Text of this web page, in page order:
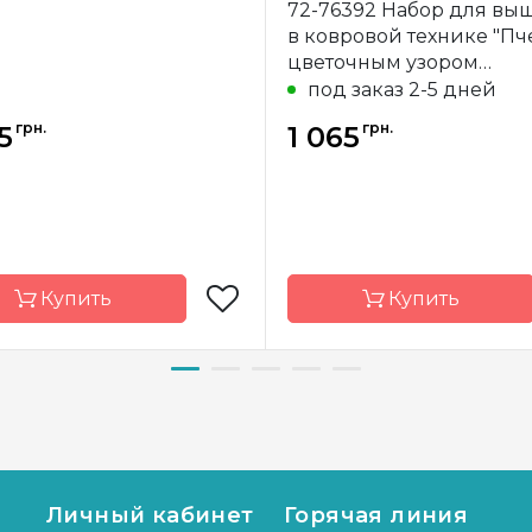
грн.
Купить
d=20.3 см
72-76392 Набор для
в ковровой технике
цветочным узором
Dimensions с пяльцами
под заказ 2-5 дней
1 065 грн.
Купить
производитель
Размер
Личный кабинет Горячая линия